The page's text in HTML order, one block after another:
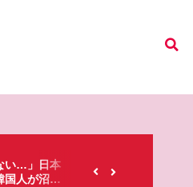
なぜ日本のセ
人気なの？